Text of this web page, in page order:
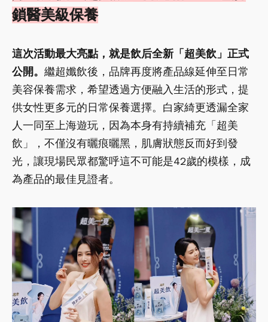
鎖醫美級保養
這次活動最大亮點，就是飲后全新「超美飲」正式
公開。 繼超孅飲後，品牌再度將產品線延伸至日常
美容保養需求，希望透過方便融入生活的形式，提
供女性更多元的日常保養選擇。白家綺更透漏全家
人一同至上海遊玩，因為本身有持續補充「超美
飲」，不僅沒有曬痕曬黑，肌膚狀態反而好到發
光，讓現場民眾都驚呼這不可能是42歲的模樣，成
為產品的最佳見證者。